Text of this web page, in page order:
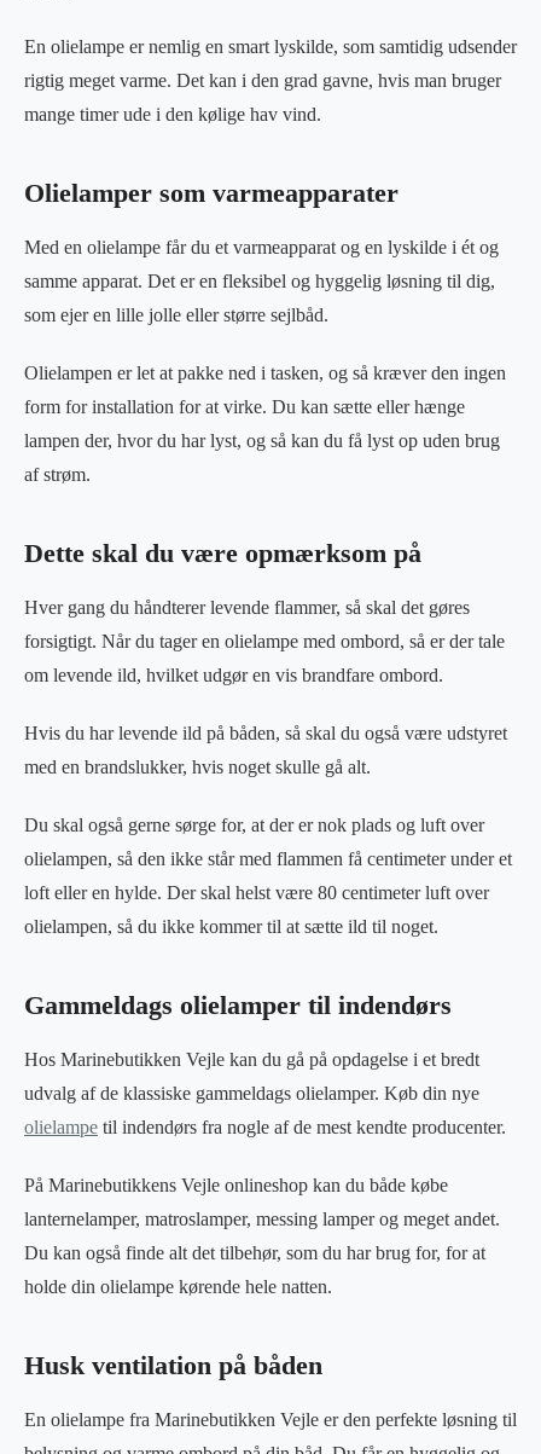
En olielampe er nemlig en smart lyskilde, som samtidig udsender
rigtig meget varme. Det kan i den grad gavne, hvis man bruger
mange timer ude i den kølige hav vind.
Olielamper som varmeapparater
Med en olielampe får du et varmeapparat og en lyskilde i ét og
samme apparat. Det er en fleksibel og hyggelig løsning til dig,
som ejer en lille jolle eller større sejlbåd.
Olielampen er let at pakke ned i tasken, og så kræver den ingen
form for installation for at virke. Du kan sætte eller hænge
lampen der, hvor du har lyst, og så kan du få lyst op uden brug
af strøm.
Dette skal du være opmærksom på
Hver gang du håndterer levende flammer, så skal det gøres
forsigtigt. Når du tager en olielampe med ombord, så er der tale
om levende ild, hvilket udgør en vis brandfare ombord.
Hvis du har levende ild på båden, så skal du også være udstyret
med en brandslukker, hvis noget skulle gå alt.
Du skal også gerne sørge for, at der er nok plads og luft over
olielampen, så den ikke står med flammen få centimeter under et
loft eller en hylde. Der skal helst være 80 centimeter luft over
olielampen, så du ikke kommer til at sætte ild til noget.
Gammeldags olielamper til indendørs
Hos Marinebutikken Vejle kan du gå på opdagelse i et bredt
udvalg af de klassiske gammeldags olielamper. Køb din nye
olielampe til indendørs fra nogle af de mest kendte producenter.
På Marinebutikkens Vejle onlineshop kan du både købe
lanternelamper, matroslamper, messing lamper og meget andet.
Du kan også finde alt det tilbehør, som du har brug for, for at
holde din olielampe kørende hele natten.
Husk ventilation på båden
En olielampe fra Marinebutikken Vejle er den perfekte løsning til